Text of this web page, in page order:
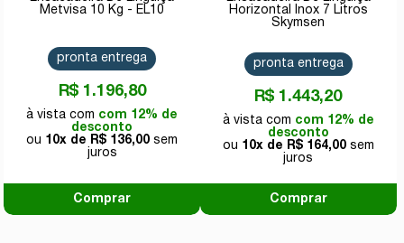
Metvisa 10 Kg - EL10
R$ 1.196,80
com 12% de
desconto
10x de
R$ 136,00
pronta entrega
Comprar
Horizontal Inox 7 Litros
Skymsen
R$ 1.443,20
com 12% de
desconto
10x de
R$ 164,00
pronta entrega
Comprar